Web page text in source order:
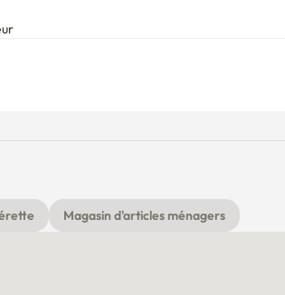
Magasin d'articles ménagers